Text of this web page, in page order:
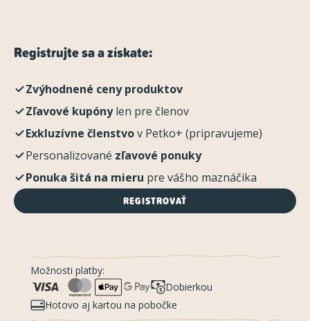
Registrujte sa a získate:
Zvýhodnené ceny produktov
Zľavové kupónylen pre členov
Exkluzívne členstvov Petko+ (pripravujeme)
Personalizované zľavové ponuky
Ponuka šitá na mieru pre vášho maznáčika
REGISTROVAŤ
Možnosti platby:
Dobierkou
Hotovo aj kartou na pobočke